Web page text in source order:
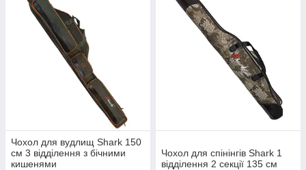
Чохол для вудлищ Shark 150
см 3 відділення з бічними
кишенями
Чохол для спінінгів Shark 1
відділення 2 секції 135 см